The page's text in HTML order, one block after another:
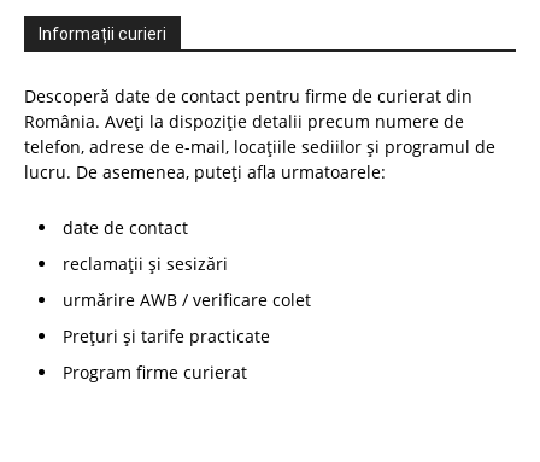
Informații curieri
Descoperă date de contact pentru firme de curierat din
România. Aveți la dispoziție detalii precum numere de
telefon, adrese de e-mail, locațiile sediilor și programul de
lucru. De asemenea, puteți afla urmatoarele:
date de contact
reclamații și sesizări
urmărire AWB / verificare colet
Prețuri și tarife practicate
Program firme curierat